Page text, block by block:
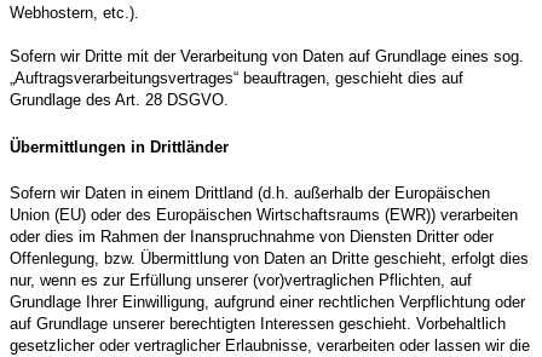
Webhostern, etc.).
Sofern wir Dritte mit der Verarbeitung von Daten auf Grundlage eines sog.
„Auftragsverarbeitungsvertrages“ beauftragen, geschieht dies auf
Grundlage des Art. 28 DSGVO.
Übermittlungen in Drittländer
Sofern wir Daten in einem Drittland (d.h. außerhalb der Europäischen
Union (EU) oder des Europäischen Wirtschaftsraums (EWR)) verarbeiten
oder dies im Rahmen der Inanspruchnahme von Diensten Dritter oder
Offenlegung, bzw. Übermittlung von Daten an Dritte geschieht, erfolgt dies
nur, wenn es zur Erfüllung unserer (vor)vertraglichen Pflichten, auf
Grundlage Ihrer Einwilligung, aufgrund einer rechtlichen Verpflichtung oder
auf Grundlage unserer berechtigten Interessen geschieht. Vorbehaltlich
gesetzlicher oder vertraglicher Erlaubnisse, verarbeiten oder lassen wir die